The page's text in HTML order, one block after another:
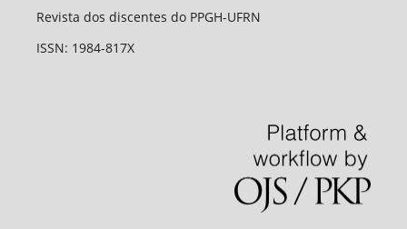
Revista dos discentes do PPGH-UFRN
ISSN: 1984-817X